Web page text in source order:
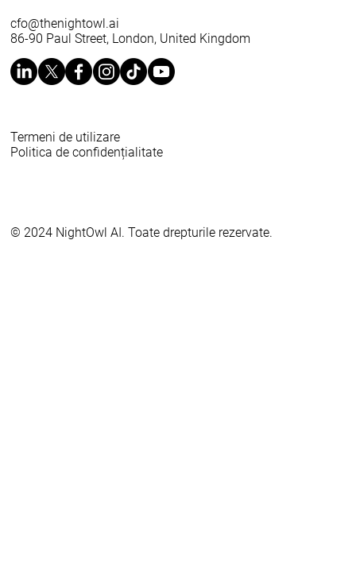
cfo@thenightowl.ai
86-90 Paul Street, London, United Kingdom
Termeni de utilizare
Politica de confidențialitate
© 2024 NightOwl AI. Toate drepturile rezervate.